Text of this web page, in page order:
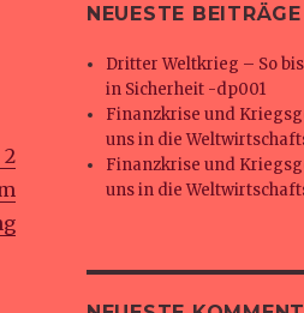
NEUESTE BEITRÄGE
Dritter Weltkrieg – So
in Sicherheit -dp001
Finanzkrise und
uns in die
Finanzkrise und
uns in die